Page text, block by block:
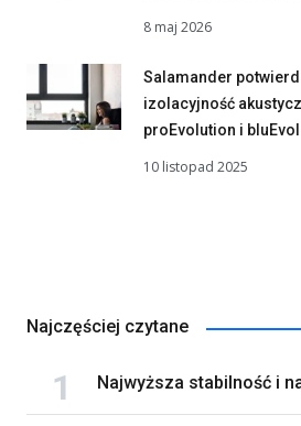
8 maj 2026
Salamander
izolacyjność
proEvolution i
10 listopad 2025
Najczęściej czytane
Najwyższa stabilność i